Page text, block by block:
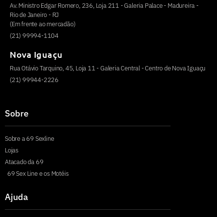
Av. Ministro Edgar Romero, 236, Loja 211 - Galeria Palace - Madureira -
Rio de Janeiro - RJ
(Em frente ao mercadão)
(21) 99994-1104
Nova Iguaçu
Rua Otávio Tarquino, 45, Loja 11 - Galeria Central - Centro de Nova Iguaçu
(21) 99944-2226
Sobre
Sobre a 69 Sexline
Lojas
Atacado da 69
69 Sex Line e os Motéis
Ajuda